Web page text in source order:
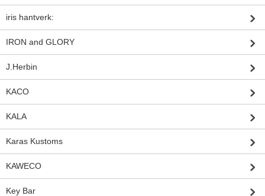
iris hantverk:
IRON and GLORY
J.Herbin
KACO
KALA
Karas Kustoms
KAWECO
Key Bar